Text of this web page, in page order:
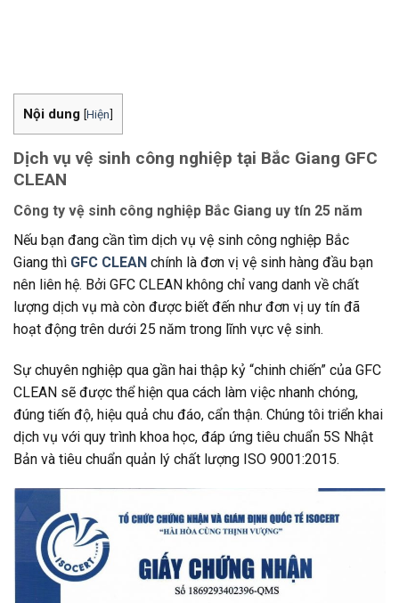
Nội dung [Hiện]
Dịch vụ vệ sinh công nghiệp tại Bắc Giang GFC
CLEAN
Công ty vệ sinh công nghiệp Bắc Giang uy tín 25 năm
Nếu bạn đang cần tìm dịch vụ vệ sinh công nghiệp Bắc
Giang thì GFC CLEAN chính là đơn vị vệ sinh hàng đầu bạn
nên liên hệ. Bởi GFC CLEAN không chỉ vang danh về chất
lượng dịch vụ mà còn được biết đến như đơn vị uy tín đã
hoạt động trên dưới 25 năm trong lĩnh vực vệ sinh.
Sự chuyên nghiệp qua gần hai thập kỷ “chinh chiến” của GFC
CLEAN sẽ được thể hiện qua cách làm việc nhanh chóng,
đúng tiến độ, hiệu quả chu đáo, cẩn thận. Chúng tôi triển khai
dịch vụ với quy trình khoa học, đáp ứng tiêu chuẩn 5S Nhật
Bản và tiêu chuẩn quản lý chất lượng ISO 9001:2015.